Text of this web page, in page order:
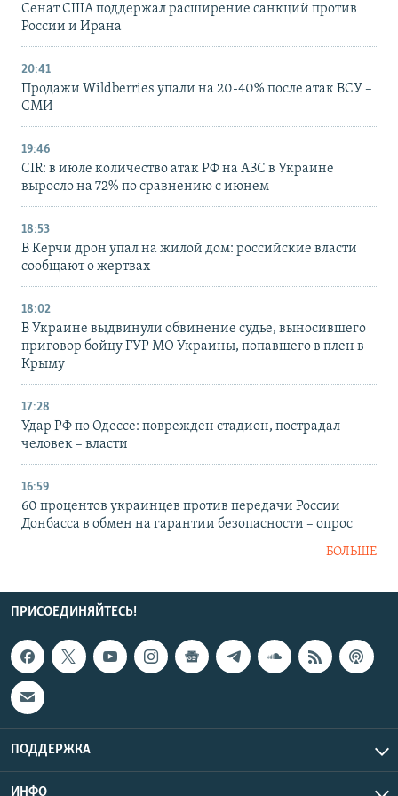
Сенат США поддержал расширение санкций против
России и Ирана
20:41
Продажи Wildberries упали на 20-40% после атак ВСУ –
СМИ
19:46
CIR: в июле количество атак РФ на АЗС в Украине
выросло на 72% по сравнению с июнем
18:53
В Керчи дрон упал на жилой дом: российские власти
сообщают о жертвах
18:02
В Украине выдвинули обвинение судье, выносившего
приговор бойцу ГУР МО Украины, попавшего в плен в
Крыму
17:28
Удар РФ по Одессе: поврежден стадион, пострадал
человек – власти
16:59
60 процентов украинцев против передачи России
Донбасса в обмен на гарантии безопасности – опрос
БОЛЬШЕ
ПРИСОЕДИНЯЙТЕСЬ!
ПОДДЕРЖКА
ИНФО